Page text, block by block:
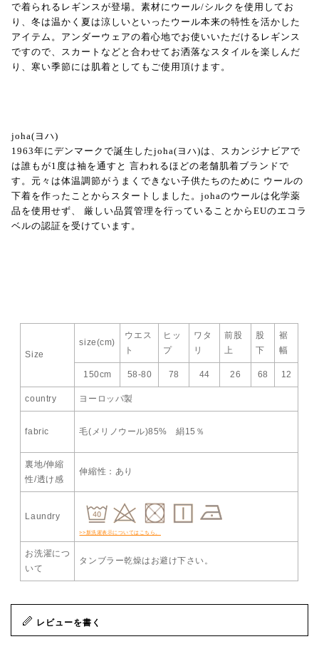
で着られるレギンスが登場。素材にウール/シルクを使用してお
り、冬は温かく夏は涼しいといったウール本来の特性を活かした
アイテム。アンダーウェアの着心地でお使いいただけるレギンス
ですので、スカートなどと合わせてお洒落なスタイルを楽しんだ
り、寒い季節には肌着としてもご使用頂けます。
joha(ヨハ)
1963年にデンマークで誕生したjoha(ヨハ)は、スカンジナビアで
は誰もが1度は袖を通すと 言われるほどの老舗肌着ブランドで
す。元々は体温調節がうまくできない子供たちのために ウールの
下着を作ったことからスタートしました。johaのウールは化学薬
品を使用せず、 厳しい品質管理を行っていることからEUのエコラ
ベルの認証を受けています。
Size
size(cm)
ウエス
ト
ヒッ
プ
ワタ
リ
前股
上
股
下
裾
幅
150cm 58-80 78 44 26 68 12
country ヨーロッパ製
fabric 毛(メリノウール)85% 絹15％
裏地/伸縮
性/透け感
伸縮性：あり
Laundry
>>新洗濯表示についてはこちら。
お洗濯につ
いて
タンブラー乾燥はお避け下さい。
レビューを書く